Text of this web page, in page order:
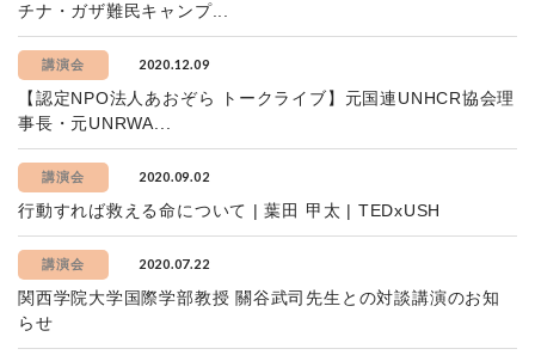
チナ・ガザ難民キャンプ...
講演会 2020.12.09
【認定NPO法人あおぞら トークライブ】元国連UNHCR協会理
事長・元UNRWA...
講演会 2020.09.02
行動すれば救える命について | 葉田 甲太 | TEDxUSH
講演会 2020.07.22
関西学院大学国際学部教授 關谷武司先生との対談講演のお知
らせ